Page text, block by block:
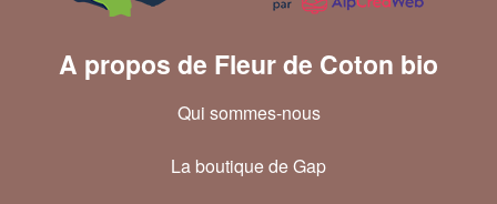
A propos de Fleur de Coton bio
Qui sommes-nous
La boutique de Gap